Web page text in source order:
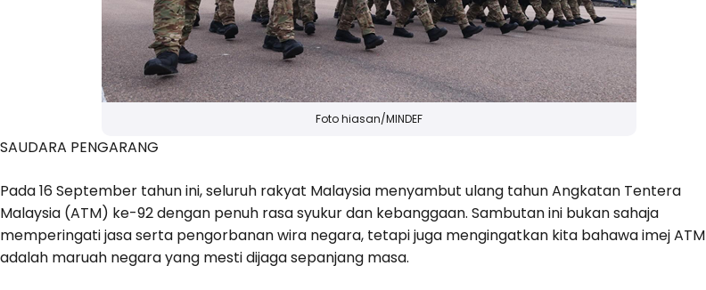
Foto hiasan/MINDEF
SAUDARA PENGARANG
Pada 16 September tahun ini, seluruh rakyat Malaysia menyambut ulang tahun Angkatan Tentera
Malaysia (ATM) ke-92 dengan penuh rasa syukur dan kebanggaan. Sambutan ini bukan sahaja
memperingati jasa serta pengorbanan wira negara, tetapi juga mengingatkan kita bahawa imej ATM
adalah maruah negara yang mesti dijaga sepanjang masa.